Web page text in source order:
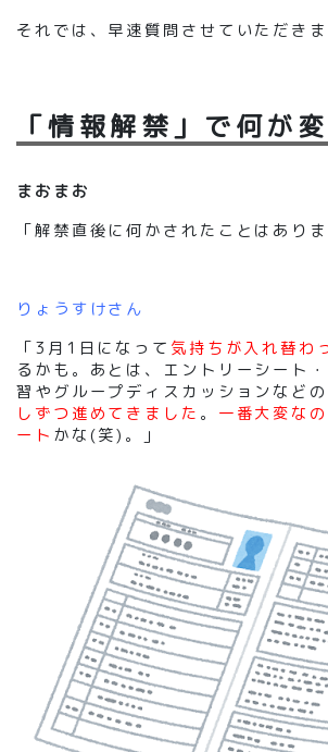
それでは、早速質問させていただきま
「情報解禁」で何が
まおまお
「解禁直後に何かされたことはありま
りょうすけさん
「3月1日になって 気持ちが入れ替わ
るかも。あとは、エントリーシート
習やグループディスカッションなどの
しずつ進めてきました 。 一番大変な
ート かな(笑)。」